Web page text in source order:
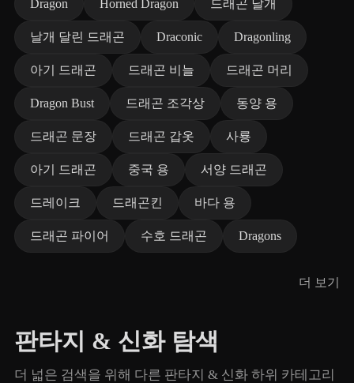
Dragon Horned Dragon 드래곤 날개
날개 달린 드래곤 Draconic Dragonling
아기 드래곤 드래곤 비늘 드래곤 머리
Dragon Bust 드래곤 조각상 동양 용
드래곤 문장 드래곤 갑옷 사룡
아기 드래곤 중국 용 서양 드래곤
드레이크 드래곤킨 바다 용
드래곤 파이어 수호 드래곤 Dragons
더 보기
판타지 & 신화 탐색
더 넓은 검색을 위해 다른 판타지 & 신화 하위 카테고리